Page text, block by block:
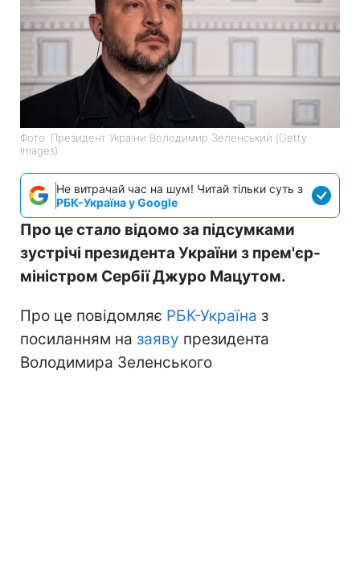
Фото: Президент України Володимир Зеленський (Getty
Images)
Не витрачай час на шум! Читай тільки суть з
РБК-Україна у Google
Про це стало відомо за підсумками
зустрічі президента України з прем'єр-
міністром Сербії Джуро Мацутом.
Про це повідомляє РБК-Україна з
посиланням на заяву президента
Володимира Зеленського